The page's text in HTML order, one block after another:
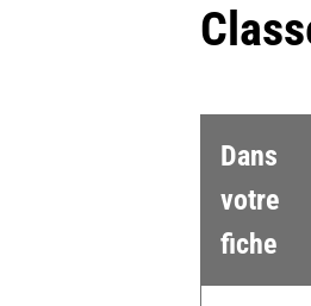
Dans
votre
fiche